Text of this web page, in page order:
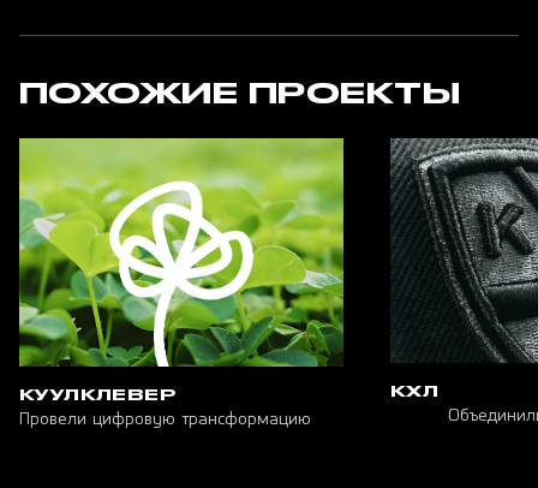
ПОХОЖИЕ ПРОЕКТЫ
КУУЛКЛЕВЕР
Провели цифровую трансформацию
КХЛ